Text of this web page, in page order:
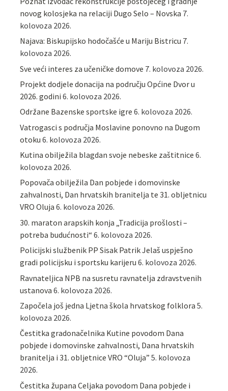
novog kolosjeka na relaciji Dugo Selo – Novska 7.
kolovoza 2026.
Najava: Biskupijsko hodočašće u Mariju Bistricu 7.
kolovoza 2026.
Sve veći interes za učeničke domove 7. kolovoza 2026.
Projekt dodjele donacija na području Općine Dvor u
2026. godini 6. kolovoza 2026.
Održane Bazenske sportske igre 6. kolovoza 2026.
Vatrogasci s područja Moslavine ponovno na Dugom
otoku 6. kolovoza 2026.
Kutina obilježila blagdan svoje nebeske zaštitnice 6.
kolovoza 2026.
Popovača obilježila Dan pobjede i domovinske
zahvalnosti, Dan hrvatskih branitelja te 31. obljetnicu
VRO Oluja 6. kolovoza 2026.
30. maraton arapskih konja „Tradicija prošlosti –
potreba budućnosti“ 6. kolovoza 2026.
Policijski službenik PP Sisak Patrik Jelaš uspješno
gradi policijsku i sportsku karijeru 6. kolovoza 2026.
Ravnateljica NPB na susretu ravnatelja zdravstvenih
ustanova 6. kolovoza 2026.
Započela još jedna Ljetna škola hrvatskog folklora 5.
kolovoza 2026.
Čestitka gradonačelnika Kutine povodom Dana
pobjede i domovinske zahvalnosti, Dana hrvatskih
branitelja i 31. obljetnice VRO “Oluja” 5. kolovoza
2026.
Čestitka župana Celjaka povodom Dana pobjede i